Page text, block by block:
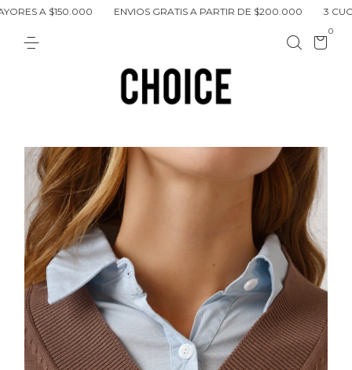
A $150.000 ENVIOS GRATIS A PARTIR DE $200.000 3
0